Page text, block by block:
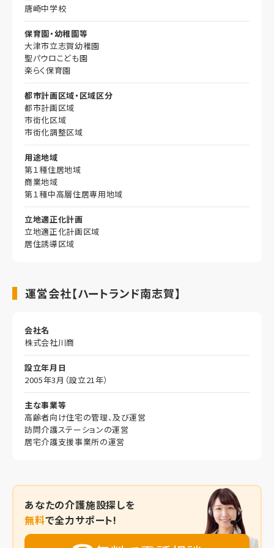
唐崎中学校
保育園・幼稚園等
大津市立志賀幼稚園
聖パウロこども園
楽らく保育園
都市計画区域・区域区分
都市計画区域
市街化区域
市街化調整区域
用途地域
第１種住居地域
商業地域
第１種中高層住居専用地域
立地適正化計画
立地適正化計画区域
居住誘導区域
運営会社【ハートランド南志賀】
会社名
株式会社川商
設立年月日
2005年3月（設立21年）
主な事業等
高齢者向け住宅の管理、及び運営
訪問介護ステーションの運営
居宅介護支援事業所の運営
あなたの介護施設探しを
無料で全力サポート!